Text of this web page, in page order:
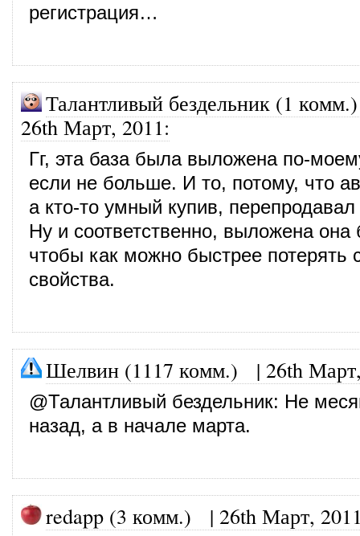
регистрация…
Талантливый бездельник (1 комм.)
26th Март, 2011:
Гг, эта база была выложена по-
если не больше. И то, потому, что
а кто-то умный купив, перепродавал
Ну и соответственно, выложена она
чтобы как можно быстрее потерять
свойства.
Шелвин (1117 комм.) | 26th
@Талантливый бездельник: Не
назад, а в начале марта.
redapp (3 комм.) | 26th Март,